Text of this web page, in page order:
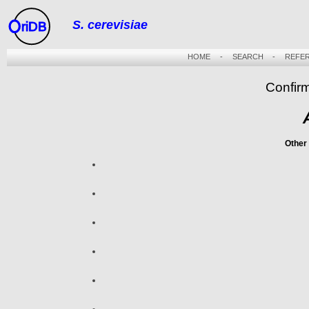
riDB S. cerevisiae
HOME- SEARCH -
Other